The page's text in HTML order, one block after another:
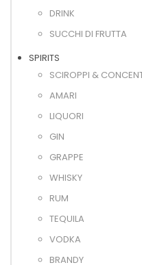
DRINK
SUCCHI DI FRUTTA
SPIRITS
SCIROPPI &
AMARI
LIQUORI
GIN
GRAPPE
WHISKY
RUM
TEQUILA
VODKA
BRANDY